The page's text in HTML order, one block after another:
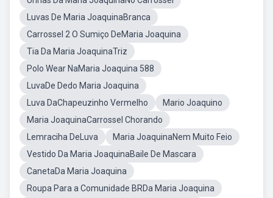
Luvas De Maria JoaquinaBranca
Carrossel 2 O Sumiço DeMaria Joaquina
Tia Da Maria JoaquinaTriz
Polo Wear NaMaria Joaquina 588
LuvaDe Dedo Maria Joaquina
Luva DaChapeuzinho Vermelho
Mario Joaquino
Maria JoaquinaCarrossel Chorando
Lemraciha DeLuva
Maria JoaquinaNem Muito Feio
Vestido Da Maria JoaquinaBaile De Mascara
CanetaDa Maria Joaquina
Roupa Para a Comunidade BRDa Maria Joaquina